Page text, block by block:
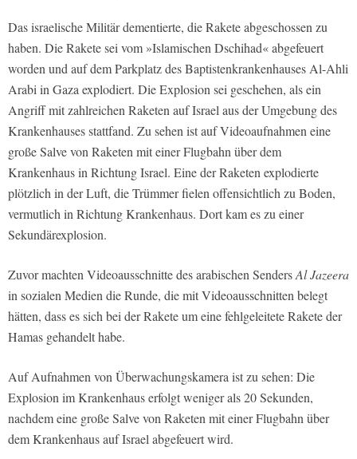
Das israelische Militär dementierte, die Rakete abgeschossen zu
haben. Die Rakete sei vom »Islamischen Dschihad« abgefeuert
worden und auf dem Parkplatz des Baptistenkrankenhauses Al-Ahli
Arabi in Gaza explodiert. Die Explosion sei geschehen, als ein
Angriff mit zahlreichen Raketen auf Israel aus der Umgebung des
Krankenhauses stattfand. Zu sehen ist auf Videoaufnahmen eine
große Salve von Raketen mit einer Flugbahn über dem
Krankenhaus in Richtung Israel. Eine der Raketen explodierte
plötzlich in der Luft, die Trümmer fielen offensichtlich zu Boden,
vermutlich in Richtung Krankenhaus. Dort kam es zu einer
Sekundärexplosion.
Zuvor machten Videoausschnitte des arabischen SendersAl Jazeera
in sozialen Medien die Runde, die mit Videoausschnitten belegt
hätten, dass es sich bei der Rakete um eine fehlgeleitete Rakete der
Hamas gehandelt habe.
Auf Aufnahmen von Überwachungskamera ist zu sehen: Die
Explosion im Krankenhaus erfolgt weniger als 20 Sekunden,
nachdem eine große Salve von Raketen mit einer Flugbahn über
dem Krankenhaus auf Israel abgefeuert wird.